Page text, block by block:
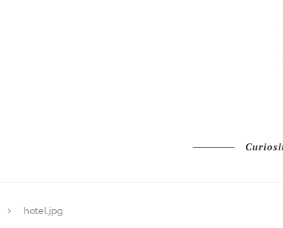
hotel.jpg